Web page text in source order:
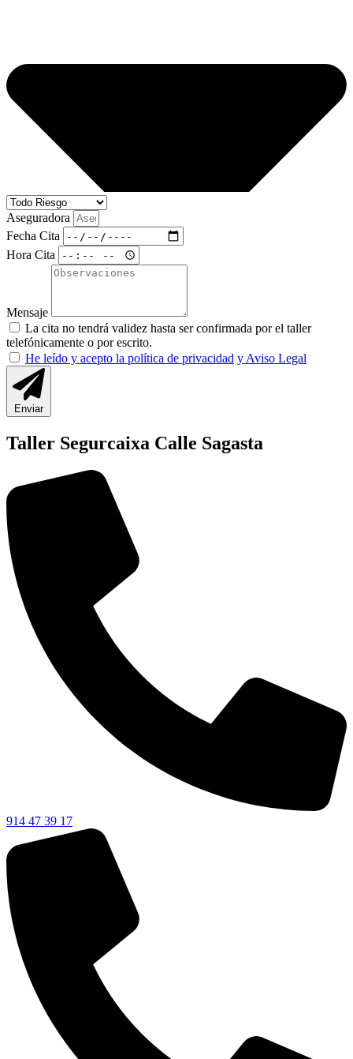
Aseguradora
Fecha Cita
Hora Cita
Mensaje
La cita no tendrá validez hasta ser confirmada por el taller
telefónicamente o por escrito.
He leído y acepto la política de privacidad y Aviso Legal
Enviar
Taller Segurcaixa Calle Sagasta
914 47 39 17